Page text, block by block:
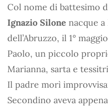
Col nome di battesimo
Ignazio Silone nacque a
dell’Abruzzo, il 1°
Paolo, un piccolo
Marianna, sarta e
Il padre morì
Secondino aveva